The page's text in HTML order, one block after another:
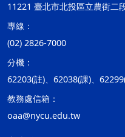
11221 臺北市北投區立農街二
專線：
(02) 2826-7000
分機：
62203(註)、62038(課)、
教務處信箱：
oaa@nycu.edu.tw